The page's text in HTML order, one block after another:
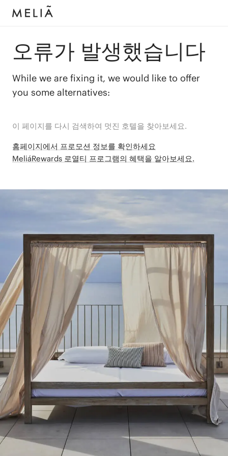
오류가 발생했습니다
While we are fixing it, we would like to offer
you some alternatives:
이 페이지를 다시 검색하여 멋진 호텔을 찾아보세요.
홈페이지에서 프로모션 정보를 확인하세요
MeliáRewards 로열티 프로그램의 혜택을 알아보세요.